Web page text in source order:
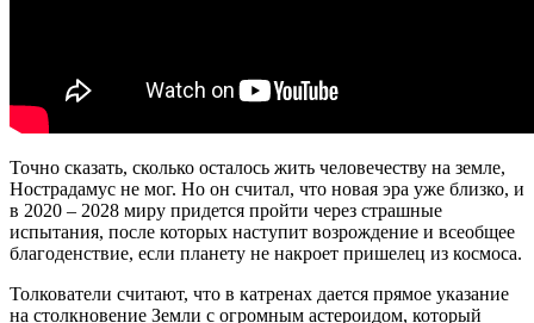
Точно сказать, сколько осталось жить человечеству на земле,
Нострадамус не мог. Но он считал, что новая эра уже близко, и
в 2020 – 2028 миру придется пройти через страшные
испытания, после которых наступит возрождение и всеобщее
благоденствие, если планету не накроет пришелец из космоса.
Толкователи считают, что в катренах дается прямое указание
на столкновение Земли с огромным астероидом, который